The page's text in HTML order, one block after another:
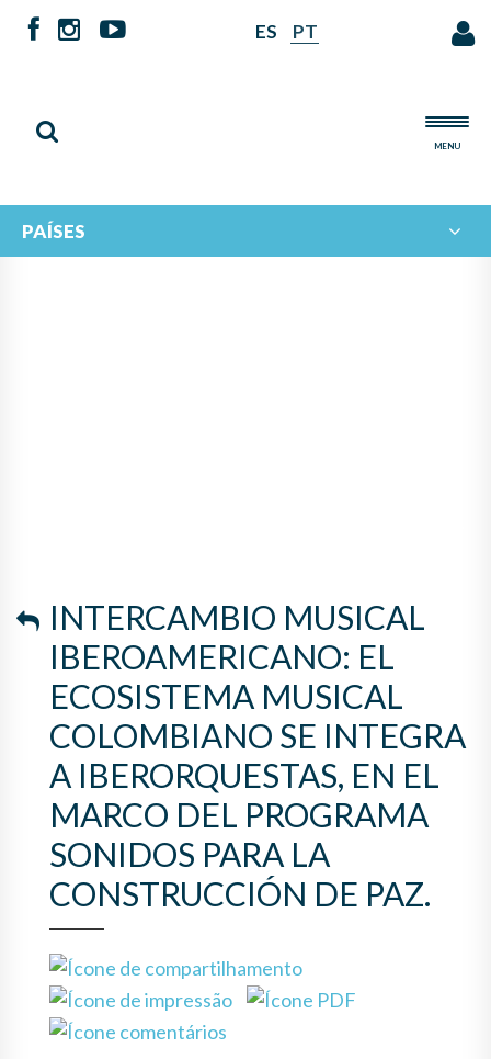
ES PT
MENU
PAÍSES
MARCO DEL PROGRAMA
SONIDOS PARA LA
CONSTRUCCIÓN DE PAZ.
INTERCAMBIO MUSICAL
IBEROAMERICANO: EL
ECOSISTEMA MUSICAL
COLOMBIANO SE INTEGRA
A IBERORQUESTAS, EN EL
MARCO DEL PROGRAMA
SONIDOS PARA LA
CONSTRUCCIÓN DE PAZ.